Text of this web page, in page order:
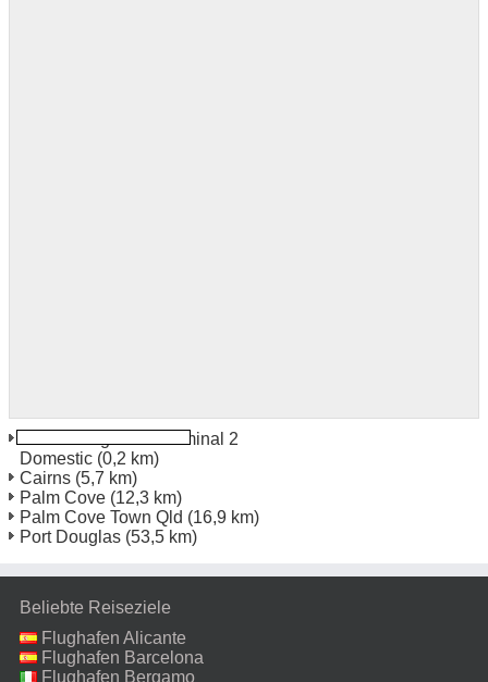
Cairns Flughafen Terminal 2
Domestic (0,2 km)
Cairns (5,7 km)
Palm Cove (12,3 km)
Palm Cove Town Qld (16,9 km)
Port Douglas (53,5 km)
Beliebte Reiseziele
Flughafen Alicante
Flughafen Barcelona
Flughafen Bergamo